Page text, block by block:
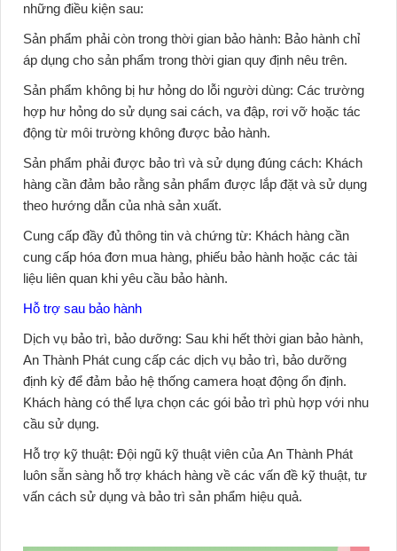
những điều kiện sau:
Sản phẩm phải còn trong thời gian bảo hành: Bảo hành chỉ
áp dụng cho sản phẩm trong thời gian quy định nêu trên.
Sản phẩm không bị hư hỏng do lỗi người dùng: Các trường
hợp hư hỏng do sử dụng sai cách, va đập, rơi vỡ hoặc tác
động từ môi trường không được bảo hành.
Sản phẩm phải được bảo trì và sử dụng đúng cách: Khách
hàng cần đảm bảo rằng sản phẩm được lắp đặt và sử dụng
theo hướng dẫn của nhà sản xuất.
Cung cấp đầy đủ thông tin và chứng từ: Khách hàng cần
cung cấp hóa đơn mua hàng, phiếu bảo hành hoặc các tài
liệu liên quan khi yêu cầu bảo hành.
Hỗ trợ sau bảo hành
Dịch vụ bảo trì, bảo dưỡng: Sau khi hết thời gian bảo hành,
An Thành Phát cung cấp các dịch vụ bảo trì, bảo dưỡng
định kỳ để đảm bảo hệ thống camera hoạt động ổn định.
Khách hàng có thể lựa chọn các gói bảo trì phù hợp với nhu
cầu sử dụng.
Hỗ trợ kỹ thuật: Đội ngũ kỹ thuật viên củaAn Thành Phát
luôn sẵn sàng hỗ trợ khách hàng về các vấn đề kỹ thuật, tư
vấn cách sử dụng và bảo trì sản phẩm hiệu quả.